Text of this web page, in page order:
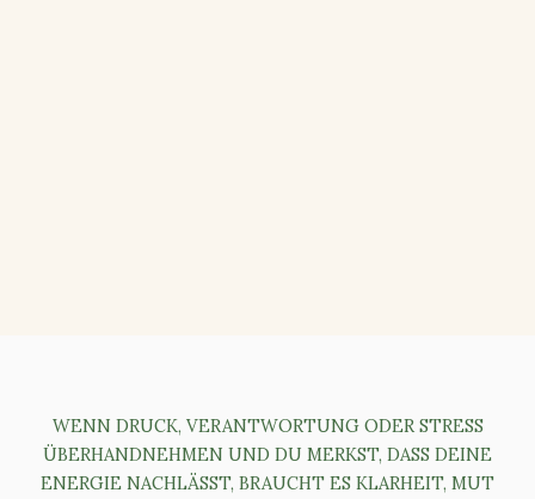
WENN DRUCK, VERANTWORTUNG ODER STRESS
ÜBERHANDNEHMEN UND DU MERKST, DASS DEINE
ENERGIE NACHLÄSST, BRAUCHT ES KLARHEIT, MUT